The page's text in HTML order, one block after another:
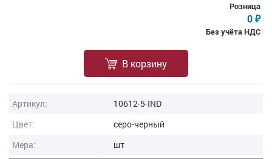
Розница
0 ₽
Без учёта НДС
В корзину
Артикул:
10612-5-IND
Цвет:
серо-черный
Мера:
шт